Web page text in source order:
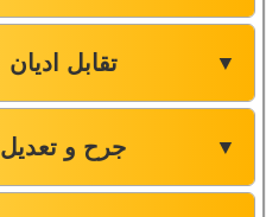
تقابل ادیان ▼
جرح و تعدیل ▼